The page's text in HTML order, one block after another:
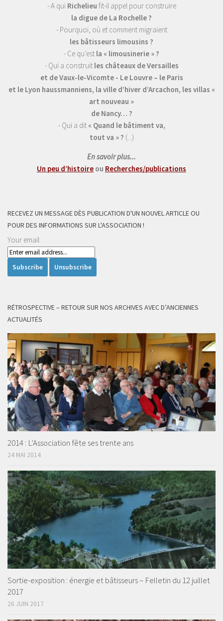
- A qui Richelieu fit-il appel pour construire
la digue de La Rochelle ?
- Pourquoi, où et comment migraient
les bâtisseurs limousins ?
- Ce qu’est la « limousinerie » ?
- Qui a construitles châteaux de Versailles
et de Vaux-le-Vicomte - Le Louvre – le Paris
et le Lyon haussmanniens, la ville d’hiver d’Arcachon, les villas «
art nouveau »
de Nancy… ?
- Qui a dit« Quand le bâtiment va,
tout va » ? (...)
En savoir plus...
Un peu d’histoire ou Recherches/publications
RECEVEZ UN MESSAGE DÈS PUBLICATION D'UN NOUVEL ARTICLE OU
POUR DES INFORMATIONS SUR L'ASSOCIATION !
Your email:
RÉTROSPECTIVE – RETOUR SUR NOS ARCHIVES AVEC D’ANCIENNES
ACTUALITÉS
2014 : L’Association fête ses trente ans
24 MAI 2014
Sortie-exposition : énergie et bâtisseurs – Felletin du 12 juillet
2017
26 JUIN 2017